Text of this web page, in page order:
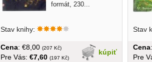
formát, 230...
Stav knihy:
kúpiť
Cena: €8,00 (207 Kč)
Pre Vás: €7,60 (197 Kč)
Stav
Cena
Pre